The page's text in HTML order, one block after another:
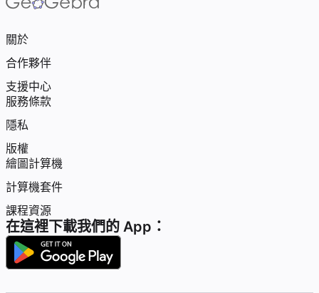
關於
合作夥伴
支援中心
服務條款
隱私
版權
繪圖計算機
計算機套件
課程資源
在這裡下載我們的 App：